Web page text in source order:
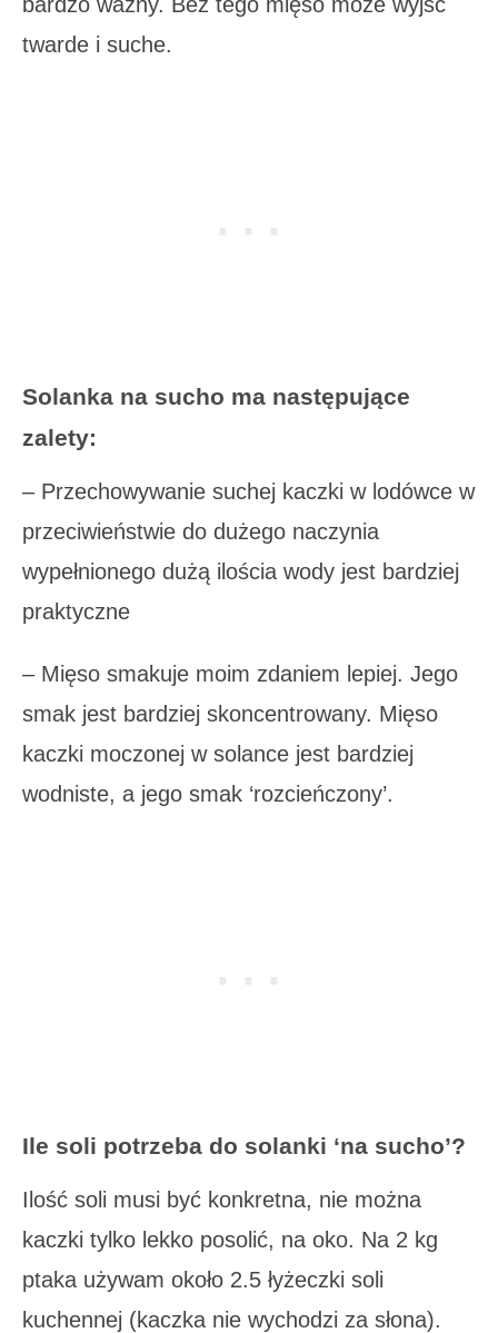
twarde i suche.
Solanka na sucho ma następujące
zalety:
– Przechowywanie suchej kaczki w lodówce w
przeciwieństwie do dużego naczynia
wypełnionego dużą ilościa wody jest bardziej
praktyczne
– Mięso smakuje moim zdaniem lepiej. Jego
smak jest bardziej skoncentrowany. Mięso
kaczki moczonej w solance jest bardziej
wodniste, a jego smak ‘rozcieńczony’.
Ile soli potrzeba do solanki ‘na sucho’?
Ilość soli musi być konkretna, nie można
kaczki tylko lekko posolić, na oko. Na 2 kg
ptaka używam około 2.5 łyżeczki soli
kuchennej (kaczka nie wychodzi za słona).